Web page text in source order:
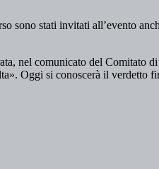
sono stati invitati all’evento
nel comunicato del Comitato di
Oggi si conoscerà il verdetto